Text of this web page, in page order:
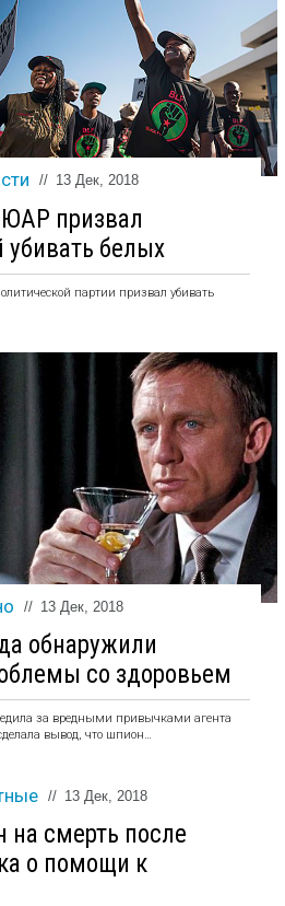
// 13 Дек, 2018
призвал
убивать белых
партии призвал убивать
// 13 Дек, 2018
обнаружили
со здоровьем
за вредными привычками агента
вывод, что шпион…
// 13 Дек, 2018
на смерть после
о помощи к